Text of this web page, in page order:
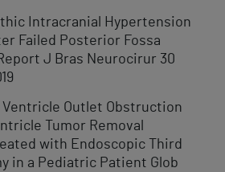
Intracranial Hypertension
Failed Posterior Fossa
J Bras Neurocirur 30
Ventricle Outlet Obstruction
Tumor Removal
with Endoscopic Third
in a Pediatric Patient Glob